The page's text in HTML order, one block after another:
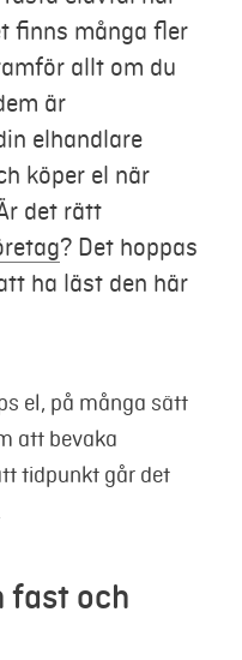
finns många fler
allt om du
är
elhandlare
köper el när
det rätt
? Det hoppas
ha läst den här
el, på många sätt
att bevaka
tidpunkt går det
fast och